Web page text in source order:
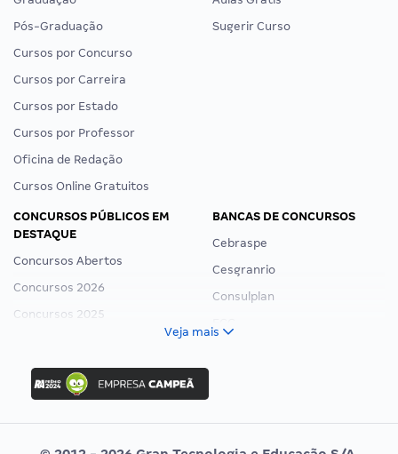
Pós-Graduação
Cursos por Concurso
Cursos por Carreira
Cursos por Estado
Cursos por Professor
Oficina de Redação
Cursos Online Gratuitos
Sugerir Curso
CONCURSOS PÚBLICOS EM
DESTAQUE
Concursos Abertos
Concursos 2026
Concursos 2025
Concurso Ibama
Concurso MPU
Editais publicados
BANCAS DE CONCURSOS
Cebraspe
Cesgranrio
Consulplan
Veja mais